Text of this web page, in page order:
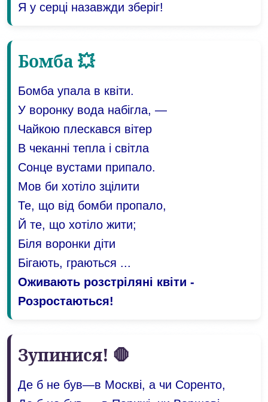
Я у серці назавжди зберіг!
Бомба 💥
Бомба упала в квіти.
У воронку вода набігла, —
Чайкою плескався вітер
В чеканні тепла і світла
Сонце вустами припало.
Мов би хотіло зцілити
Те, що від бомби пропало,
Й те, що хотіло жити;
Біля воронки діти
Бігають, граються ...
Оживають розстріляні квіти -
Розростаються!
Зупинися! 🛑
Де б не був—в Москві, а чи Соренто,